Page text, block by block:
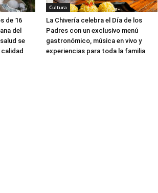
de 16
del
se
Cultura
La Chivería celebra el Día de los
Padres con un exclusivo menú
gastronómico, música en vivo y
experiencias para toda la familia